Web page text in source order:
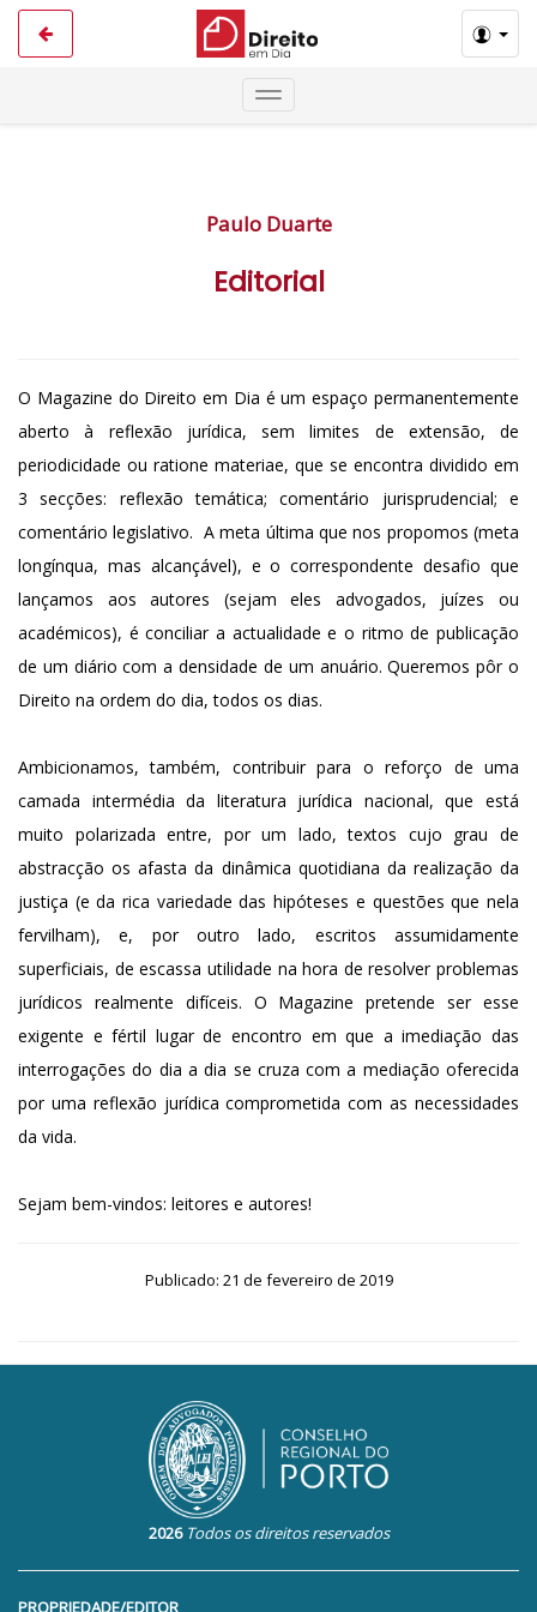
Paulo Duarte
Editorial
O Magazine do Direito em Dia é um espaço permanentemente
aberto à reflexão jurídica, sem limites de extensão, de
periodicidade ou ratione materiae, que se encontra dividido em
3 secções: reflexão temática; comentário jurisprudencial; e
comentário legislativo. A meta última que nos propomos (meta
longínqua, mas alcançável), e o correspondente desafio que
lançamos aos autores (sejam eles advogados, juízes ou
académicos), é conciliar a actualidade e o ritmo de publicação
de um diário com a densidade de um anuário. Queremos pôr o
Direito na ordem do dia, todos os dias.
Ambicionamos, também, contribuir para o reforço de uma
camada intermédia da literatura jurídica nacional, que está
muito polarizada entre, por um lado, textos cujo grau de
abstracção os afasta da dinâmica quotidiana da realização da
justiça (e da rica variedade das hipóteses e questões que nela
fervilham), e, por outro lado, escritos assumidamente
superficiais, de escassa utilidade na hora de resolver problemas
jurídicos realmente difíceis. O Magazine pretende ser esse
exigente e fértil lugar de encontro em que a imediação das
interrogações do dia a dia se cruza com a mediação oferecida
por uma reflexão jurídica comprometida com as necessidades
da vida.
Sejam bem-vindos: leitores e autores!
Publicado: 21 de fevereiro de 2019
2026 Todos os direitos reservados
PROPRIEDADE/EDITOR